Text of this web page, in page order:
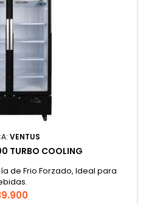
VENTUS
TURBO COOLING
de Frio Forzado, Ideal para